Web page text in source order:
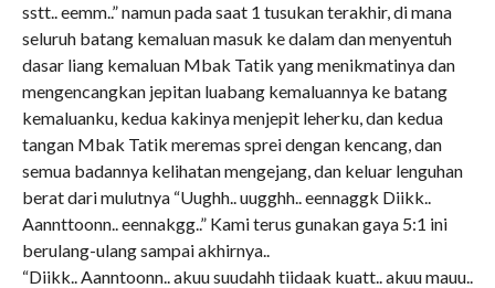
sstt.. eemm..” namun pada saat 1 tusukan terakhir, di mana
seluruh batang kemaluan masuk ke dalam dan menyentuh
dasar liang kemaluan Mbak Tatik yang menikmatinya dan
mengencangkan jepitan luabang kemaluannya ke batang
kemaluanku, kedua kakinya menjepit leherku, dan kedua
tangan Mbak Tatik meremas sprei dengan kencang, dan
semua badannya kelihatan mengejang, dan keluar lenguhan
berat dari mulutnya “Uughh.. uugghh.. eennaggk Diikk..
Aannttoonn.. eennakgg..” Kami terus gunakan gaya 5:1 ini
berulang-ulang sampai akhirnya..
“Diikk.. Aanntoonn.. akuu suudahh tiidaak kuatt.. akuu mauu..